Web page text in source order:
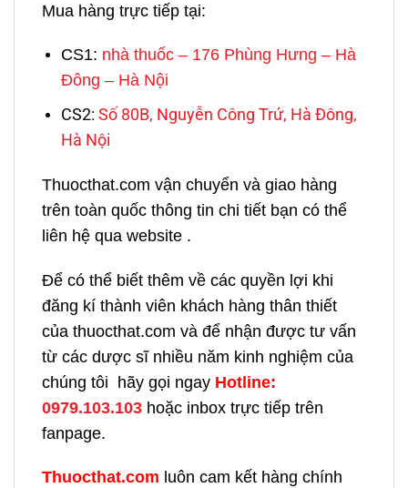
Mua hàng trực tiếp tại:
CS1: nhà thuốc – 176 Phùng Hưng – Hà
Đông – Hà Nội
CS2: Số 80B, Nguyễn Công Trứ, Hà Đông,
Hà Nội
Thuocthat.com vận chuyển và giao hàng
trên toàn quốc thông tin chi tiết bạn có thể
liên hệ qua website .
Để có thể biết thêm về các quyền lợi khi
đăng kí thành viên khách hàng thân thiết
của thuocthat.com và để nhận được tư vấn
từ các dược sĩ nhiều năm kinh nghiệm của
chúng tôi hãy gọi ngay Hotline:
0979.103.103 hoặc inbox trực tiếp trên
fanpage.
Thuocthat.com luôn cam kết hàng chính